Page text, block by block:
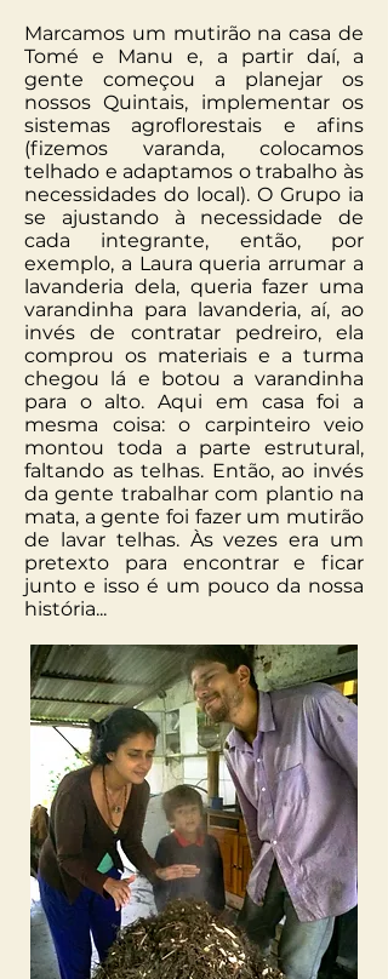
Marcamos um mutirão na casa de
Tomé e Manu e, a partir daí, a
gente começou a planejar os
nossos Quintais, implementar os
sistemas agroflorestais e afins
(fizemos varanda, colocamos
telhado e adaptamos o trabalho às
necessidades do local). O Grupo ia
se ajustando à necessidade de
cada integrante, então, por
exemplo, a Laura queria arrumar a
lavanderia dela, queria fazer uma
varandinha para lavanderia, aí, ao
invés de contratar pedreiro, ela
comprou os materiais e a turma
chegou lá e botou a varandinha
para o alto. Aqui em casa foi a
mesma coisa: o carpinteiro veio
montou toda a parte estrutural,
faltando as telhas. Então, ao invés
da gente trabalhar com plantio na
mata, a gente foi fazer um mutirão
de lavar telhas. Às vezes era um
pretexto para encontrar e ficar
junto e isso é um pouco da nossa
história...